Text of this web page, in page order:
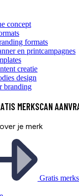
concept
formats
en printcampagnes
creatie
design
branding
MERKSCAN
je merk
Gratis